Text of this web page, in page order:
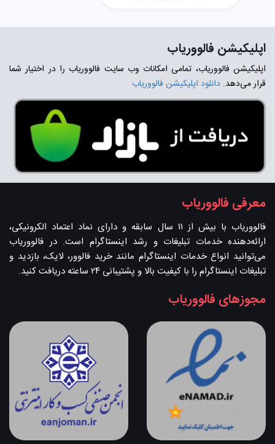
اپلیکیشن فالووریاب
اپلیکیشن فالووریاب، تمامی امکانات وب سایت فالووریاب را در اختیار شما
قرار می‌دهد. دانلود اپلیکیشن فالووریاب
معرفی فالووریاب
فالووریاب با بیش از ۱۱ سال سابقه و دارای نماد اعتماد الکرونیکی،
ارائه‌دهنده خدمات تبلیغات و رشد اینستاگرام است. در فالووریاب
می‌توانید انواع خدمات اینستاگرام مانند خرید فالوور، لایک، بازدید و
تبلیغات اینستاگرام را با کیفیت بالا و پشتیبانی ۲۴ ساعته دریافت کنید.
مجوزهای فالووریاب